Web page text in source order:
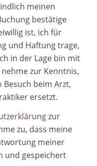
meinen
bestätige
ist, ich für
und Haftung trage,
in der Lage bin mit
zur Kenntnis,
Besuch beim Arzt,
ersetzt.
zur
zu, dass meine
meiner
und gespeichert